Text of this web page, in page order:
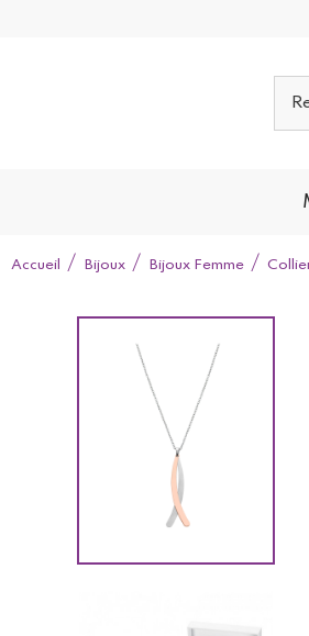
Accueil Bijoux Bijoux Femme